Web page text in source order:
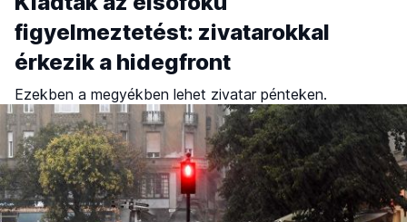
figyelmeztetést: zivatarokkal
érkezik a hidegfront
Ezekben a megyékben lehet zivatar pénteken.